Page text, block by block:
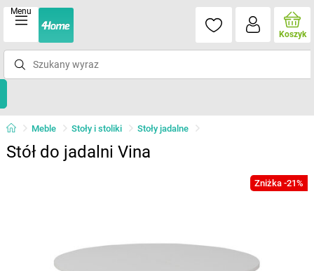
Menu
Koszyk
Meble Stoły i stoliki Stoły jadalne
Stół do jadalni Vina
Zniżka -21%